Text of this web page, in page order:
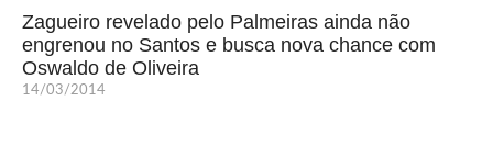
Zagueiro revelado pelo Palmeiras ainda não
engrenou no Santos e busca nova chance com
Oswaldo de Oliveira
14/03/2014